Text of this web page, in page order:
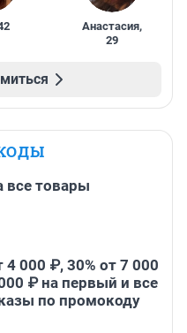
Анастасия,
29
все товары
4 000 ₽, 30% от 7 000
₽ на первый и все
по промокоду